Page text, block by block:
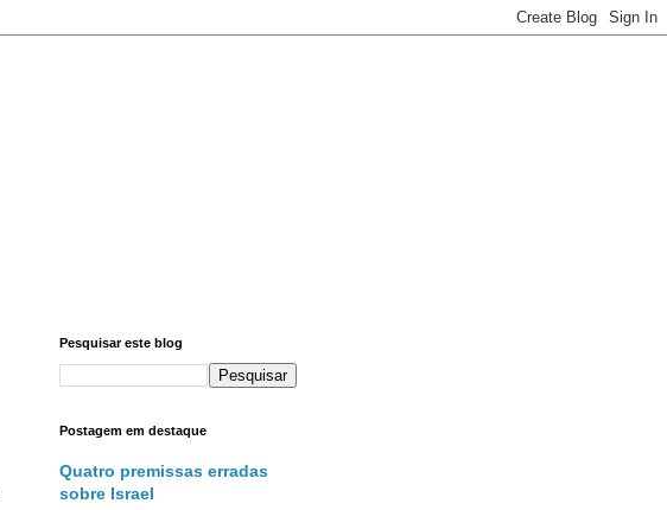
Pesquisar este blog
Postagem em destaque
Quatro premissas erradas
sobre Israel